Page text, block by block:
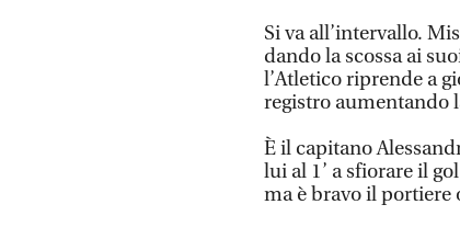
Si va all’intervallo.
dando la scossa ai
l’Atletico riprende a
registro aumentando
È il capitano
lui al 1’ a sfiorare il
ma è bravo il portiere